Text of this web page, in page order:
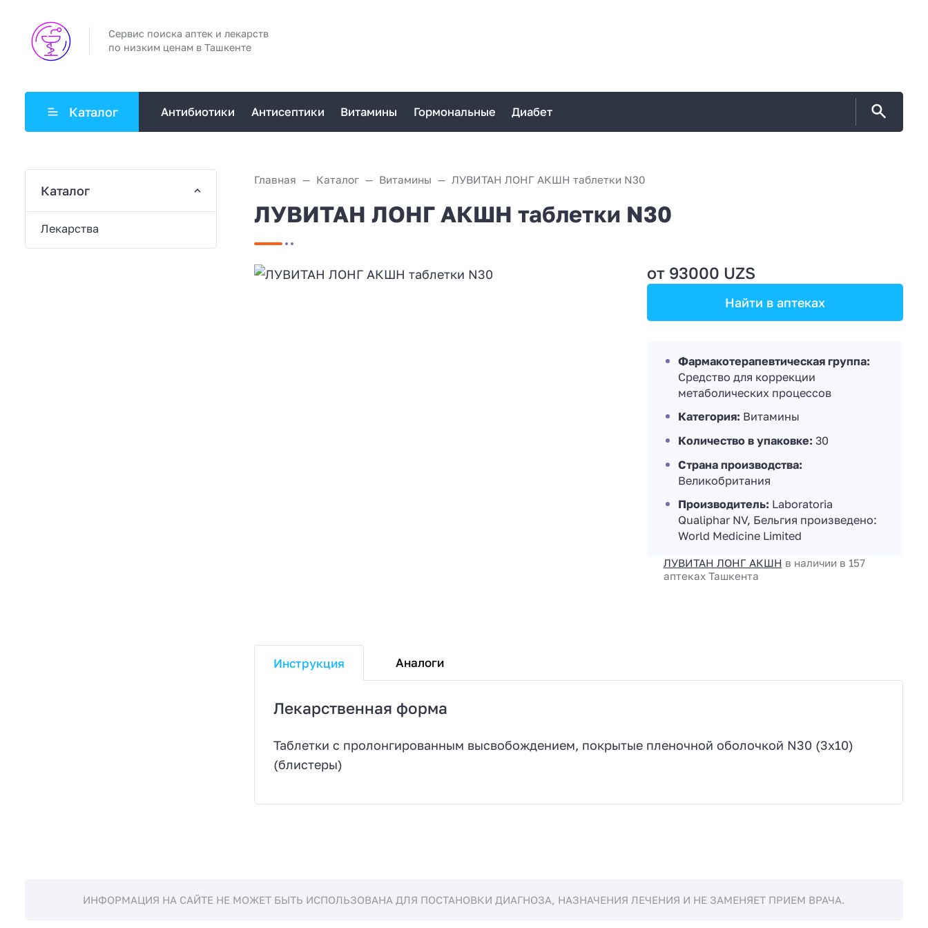
Сервис поиска аптек и лекарств
по низким ценам в Ташкенте
Каталог Антибиотики Антисептики Витамины Гормональные Диабет
Главная Каталог Витамины ЛУВИТАН ЛОНГ АКШН таблетки N30
ЛУВИТАН ЛОНГ АКШН таблетки N30
от 93000 UZS
Найти в аптеках
Фармакотерапевтическая группа:
Средство для коррекции
метаболических процессов
Категория: Витамины
Количество в упаковке: 30
Страна производства:
Великобритания
Производитель: Laboratoria
Qualiphar NV, Бельгия произведено:
World Medicine Limited
ЛУВИТАН ЛОНГ АКШН в наличии в 157
аптеках Ташкента
Инструкция Аналоги
Лекарственная форма
Таблетки с пролонгированным высвобождением, покрытые пленочной оболочкой N30 (3х10)
(блистеры)
Каталог
Лекарства
ИНФОРМАЦИЯ НА САЙТЕ НЕ МОЖЕТ БЫТЬ ИСПОЛЬЗОВАНА ДЛЯ ПОСТАНОВКИ ДИАГНОЗА, НАЗНАЧЕНИЯ ЛЕЧЕНИЯ И НЕ ЗАМЕНЯЕТ ПРИЕМ ВРАЧА.